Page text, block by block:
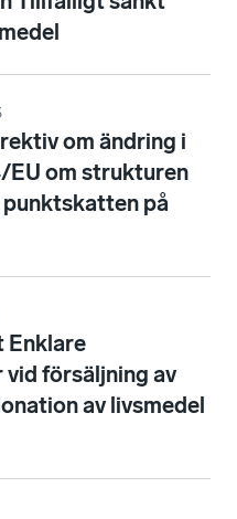
om ändring i
EU om strukturen
på
Enklare
försäljning av
av livsmedel